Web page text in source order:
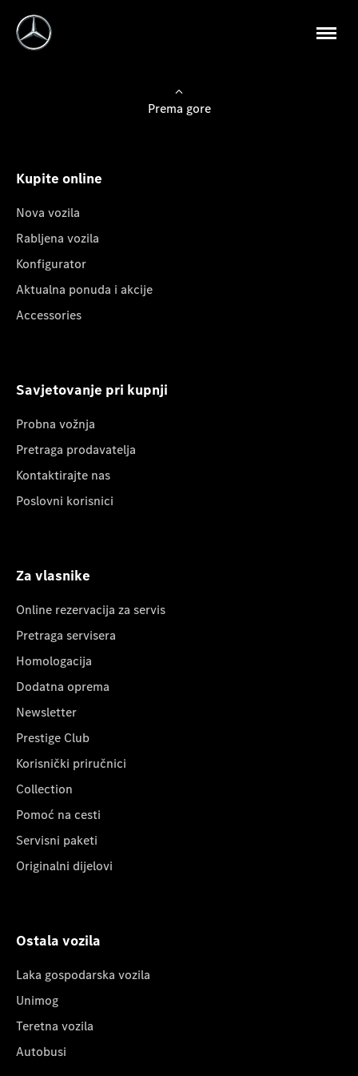
Prema gore
Kupite online
Nova vozila
Rabljena vozila
Konfigurator
Aktualna ponuda i akcije
Accessories
Savjetovanje pri kupnji
Probna vožnja
Pretraga prodavatelja
Kontaktirajte nas
Poslovni korisnici
Za vlasnike
Online rezervacija za servis
Pretraga servisera
Homologacija
Dodatna oprema
Newsletter
Prestige Club
Korisnički priručnici
Collection
Pomoć na cesti
Servisni paketi
Originalni dijelovi
Ostala vozila
Laka gospodarska vozila
Unimog
Teretna vozila
Autobusi